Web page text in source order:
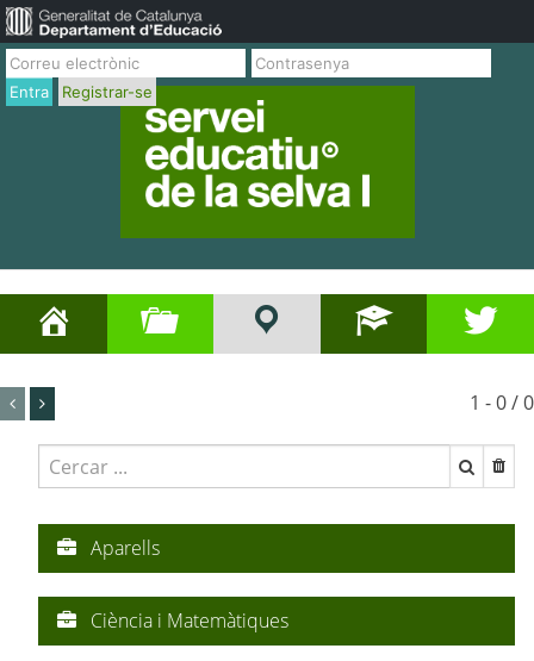
Entra Registrar-se
1 - 0 / 0
Aparells
Ciència i Matemàtiques